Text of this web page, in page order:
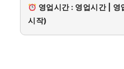
영업시간 : 영업시간 |
시작)